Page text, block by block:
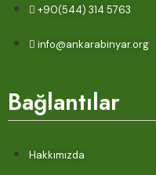
+90(544) 314 5763
info@ankarabinyar.org
Bağlantılar
Hakkımızda